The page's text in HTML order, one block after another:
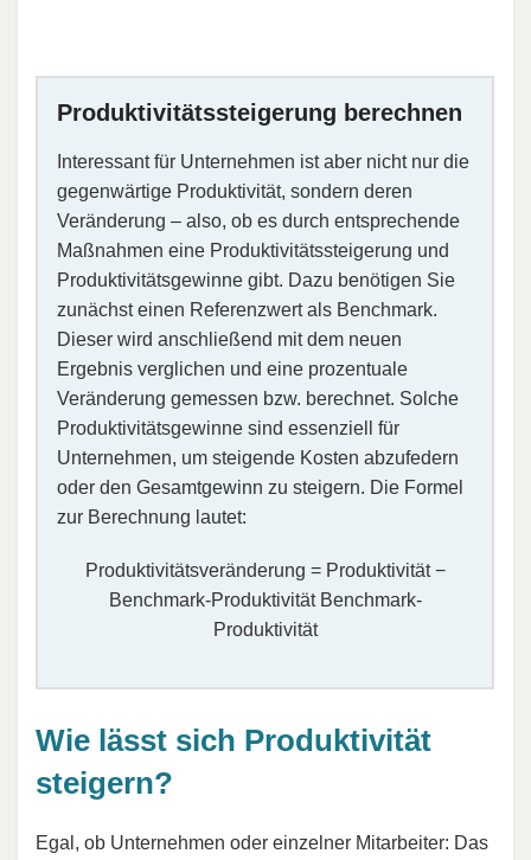
Produktivitätssteigerung berechnen
Interessant für Unternehmen ist aber nicht nur die
gegenwärtige Produktivität, sondern deren
Veränderung – also, ob es durch entsprechende
Maßnahmen eine Produktivitätssteigerung und
Produktivitätsgewinne gibt. Dazu benötigen Sie
zunächst einen Referenzwert als Benchmark.
Dieser wird anschließend mit dem neuen
Ergebnis verglichen und eine prozentuale
Veränderung gemessen bzw. berechnet. Solche
Produktivitätsgewinne sind essenziell für
Unternehmen, um steigende Kosten abzufedern
oder den Gesamtgewinn zu steigern. Die Formel
zur Berechnung lautet:
Produktivitätsveränderung = Produktivität −
Benchmark-Produktivität Benchmark-
Produktivität
Wie lässt sich Produktivität
steigern?
Egal, ob Unternehmen oder einzelner Mitarbeiter: Das